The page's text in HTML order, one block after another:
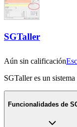
SGTaller
Aún sin calificación
SGTaller es un
Funcionalidades de